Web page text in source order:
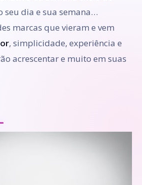
seu dia e sua semana…
marcas que vieram e vem
, simplicidade, experiência e
acrescentar e muito em suas